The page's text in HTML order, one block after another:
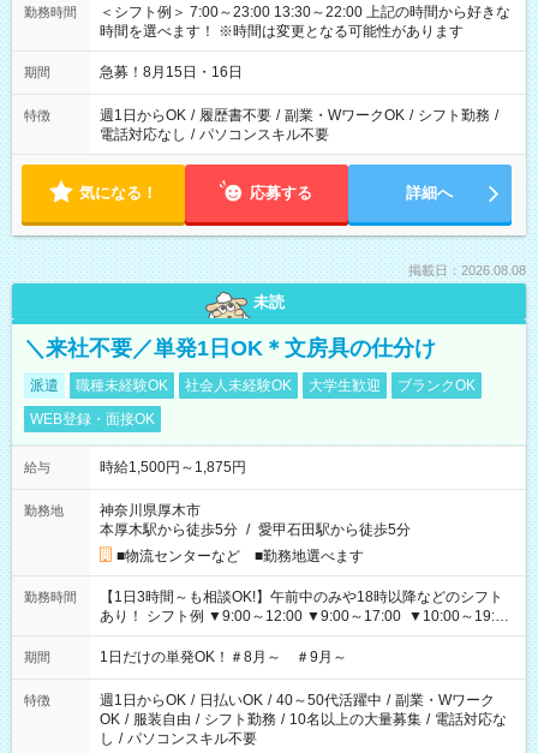
勤務時間
＜シフト例＞ 7:00～23:00 13:30～22:00 上記の時間から好きな
時間を選べます！ ※時間は変更となる可能性があります
期間 急募！8月15日・16日
特徴 週1日からOK / 履歴書不要 / 副業・WワークOK / シフト勤務 /
電話対応なし / パソコンスキル不要
気になる！ 応募する 詳細へ
掲載日：2026.08.08
未読
＼来社不要／単発1日OK＊文房具の仕分け
派遣 職種未経験OK 社会人未経験OK 大学生歓迎
ブランクOK
WEB登録・面接OK
給与 時給1,500円～1,875円
勤務地
神奈川県厚木市
本厚木駅から徒歩5分 / 愛甲石田駅から徒歩5分
■物流センターなど ■勤務地選べます
勤務時間
【1日3時間～も相談OK!】午前中のみや18時以降などのシフト
あり！ シフト例 ▼9:00～12:00 ▼9:00～17:00 ▼10:00～19:00
▼18:00～21:00
期間 1日だけの単発OK！＃8月～ ＃9月～
特徴 週1日からOK / 日払いOK / 40～50代活躍中 / 副業・Wワーク
OK / 服装自由 / シフト勤務 / 10名以上の大量募集 / 電話対応な
し / パソコンスキル不要